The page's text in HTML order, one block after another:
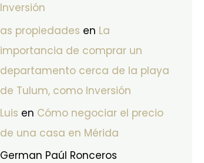
Inversión
as propiedades en La
importancia de comprar un
departamento cerca de la playa
de Tulum, como Inversión
Luis en Cómo negociar el precio
de una casa en Mérida
German Paúl Ronceros